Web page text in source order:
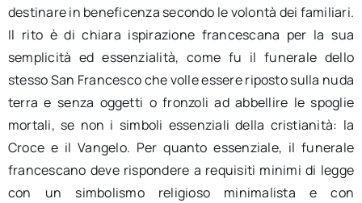
destinare in beneficenza secondo le volontà dei familiari.
Il rito è di chiara ispirazione francescana per la sua
semplicità ed essenzialità, come fu il funerale dello
stesso San Francesco che volle essere riposto sulla nuda
terra e senza oggetti o fronzoli ad abbellire le spoglie
mortali, se non i simboli essenziali della cristianità: la
Croce e il Vangelo. Per quanto essenziale, il funerale
francescano deve rispondere a requisiti minimi di legge
con un simbolismo religioso minimalista e con